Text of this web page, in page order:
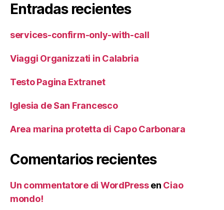
Entradas recientes
services-confirm-only-with-call
Viaggi Organizzati in Calabria
Testo Pagina Extranet
Iglesia de San Francesco
Area marina protetta di Capo Carbonara
Comentarios recientes
Un commentatore di WordPressen Ciao
mondo!